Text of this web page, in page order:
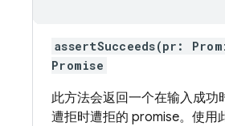
assertSucceeds(pr:
Promise
此方法会返回一个在输入成功
遭拒时遭拒的 promise。使用